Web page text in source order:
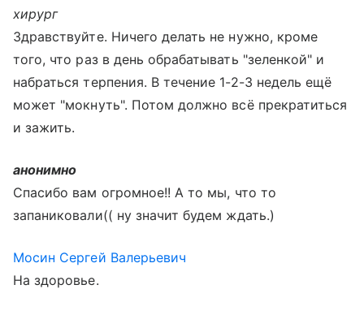
хирург
Здравствуйте. Ничего делать не нужно, кроме
того, что раз в день обрабатывать "зеленкой" и
набраться терпения. В течение 1-2-3 недель ещё
может "мокнуть". Потом должно всё прекратиться
и зажить.
анонимно
Спасибо вам огромное!! А то мы, что то
запаниковали(( ну значит будем ждать.)
Мосин Сергей Валерьевич
На здоровье.